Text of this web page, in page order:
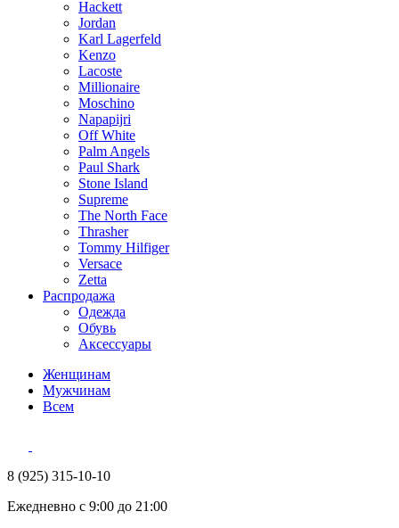
Hackett
Jordan
Karl Lagerfeld
Kenzo
Lacoste
Millionaire
Moschino
Napapijri
Off White
Palm Angels
Paul Shark
Stone Island
Supreme
The North Face
Thrasher
Tommy Hilfiger
Versace
Zetta
Распродажа
Одежда
Обувь
Аксессуары
Женщинам
Мужчинам
Всем
8 (925) 315-10-10
Ежедневно с 9:00 до 21:00